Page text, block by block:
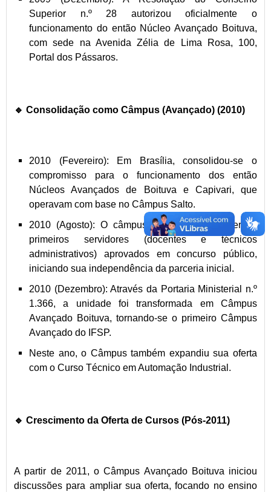
Superior n.º 28 autorizou oficialmente o
funcionamento do então Núcleo Avançado Boituva,
com sede na Avenida Zélia de Lima Rosa, 100,
Portal dos Pássaros.
🔹 Consolidação como Câmpus (Avançado) (2010)
2010 (Fevereiro): Em Brasília, consolidou-se o
compromisso para o funcionamento dos então
Núcleos Avançados de Boituva e Capivari, que
operavam com base no Câmpus Salto.
2010 (Agosto): O câmpus começou a receber os
primeiros servidores (docentes e técnicos
administrativos) aprovados em concurso público,
iniciando sua independência da parceria inicial.
2010 (Dezembro): Através da Portaria Ministerial n.º
1.366, a unidade foi transformada em Câmpus
Avançado Boituva, tornando-se o primeiro Câmpus
Avançado do IFSP.
Neste ano, o Câmpus também expandiu sua oferta
com o Curso Técnico em Automação Industrial.
🔹 Crescimento da Oferta de Cursos (Pós-2011)
A partir de 2011, o Câmpus Avançado Boituva iniciou
discussões para ampliar sua oferta, focando no ensino